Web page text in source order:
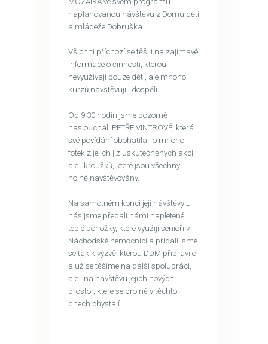
naplánovanou návštěvu z Domu dětí
a mládeže Dobruška.
Všichni příchozí se těšili na zajímavé
informace o činnosti, kterou
nevyužívají pouze děti, ale mnoho
kurzů navštěvují i dospělí.
Od 9:30 hodin jsme pozorně
naslouchali PETŘE VINTROVÉ, která
své povídání obohatila i o mnoho
fotek z jejich již uskutečněných akcí,
ale i kroužků, které jsou všechny
hojně navštěvovány.
Na samotném konci její návštěvy u
nás jsme předali námi napletené
teplé ponožky, které využijí senioři v
Náchodské nemocnici a přidali jsme
se tak k výzvě, kterou DDM připravilo
a už se těšíme na další spolupráci,
ale i na návštěvu jejich nových
prostor, které se pro ně v těchto
dnech chystají.